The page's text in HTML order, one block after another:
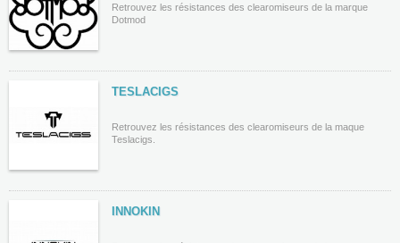
Retrouvez les résistances des clearomiseurs de la marque
Dotmod
TESLACIGS
Retrouvez les résistances des clearomiseurs de la maque
Teslacigs.
INNOKIN